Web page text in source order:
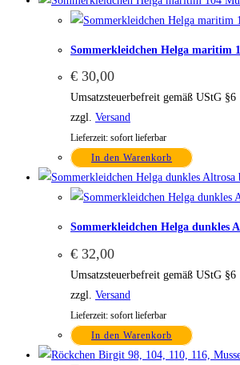
Sommerkleidchen Helga maritim
€ 30,00
Umsatzsteuerbefreit gemäß UStG §6
zzgl. Versand
Lieferzeit: sofort lieferbar
In den Warenkorb
Sommerkleidchen Helga dunkles
€ 32,00
Umsatzsteuerbefreit gemäß UStG §6
zzgl. Versand
Lieferzeit: sofort lieferbar
In den Warenkorb